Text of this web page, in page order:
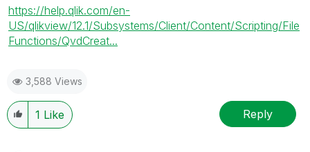
https://help.qlik.com/en-
US/qlikview/12.1/Subsystems/Client/Content/Scripting/File
Functions/QvdCreat...
3,588 Views
1 Like Reply